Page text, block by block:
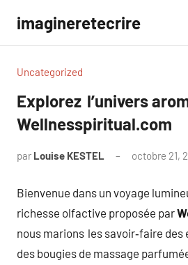
contenu
imagineretecrire
Uncategorized
Explorez l’univers
Wellnesspiritual.com
par Louise KESTEL octobre 21,
Bienvenue dans un voyage
richesse olfactive proposée par
nous marions les savoir‑faire
des bougies de massage